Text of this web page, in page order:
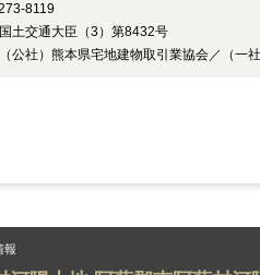
8119
土交通大臣（3）第8432号
公社）熊本県宅地建物取引業協会／（一
報